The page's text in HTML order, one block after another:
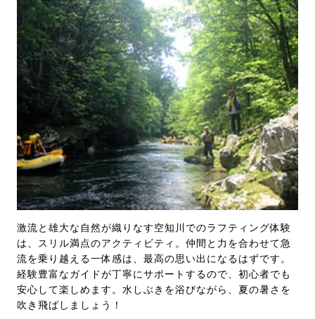
激流と雄大な自然が織りなす空知川でのラフティング体験
は、スリル満点のアクティビティ。仲間と力を合わせて急
流を乗り越える一体感は、最高の思い出になるはずです。
経験豊富なガイドが丁寧にサポートするので、初心者でも
安心して楽しめます。水しぶきを浴びながら、夏の暑さを
吹き飛ばしましょう！